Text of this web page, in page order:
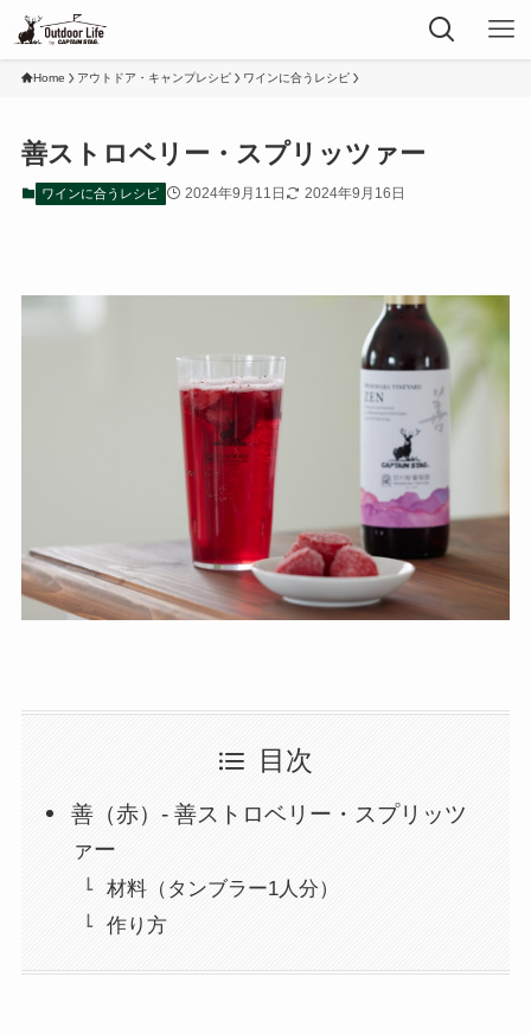
Home アウトドア・キャンプレシピ ワインに合うレシピ
善ストロベリー・スプリッツァー
ワインに合うレシピ 2024年9月11日 2024年9月16日
目次
善（赤）- 善ストロベリー・スプリッツ
ァー
材料（タンブラー1人分）
作り方